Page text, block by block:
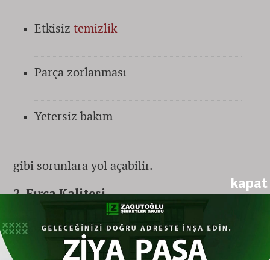
kapat
Etkisiz temizlik
Parça zorlanması
Yetersiz bakım
gibi sorunlara yol açabilir.
2. Fırça Kalitesi
Fırçalar setin en önemli parçalarından
biridir.